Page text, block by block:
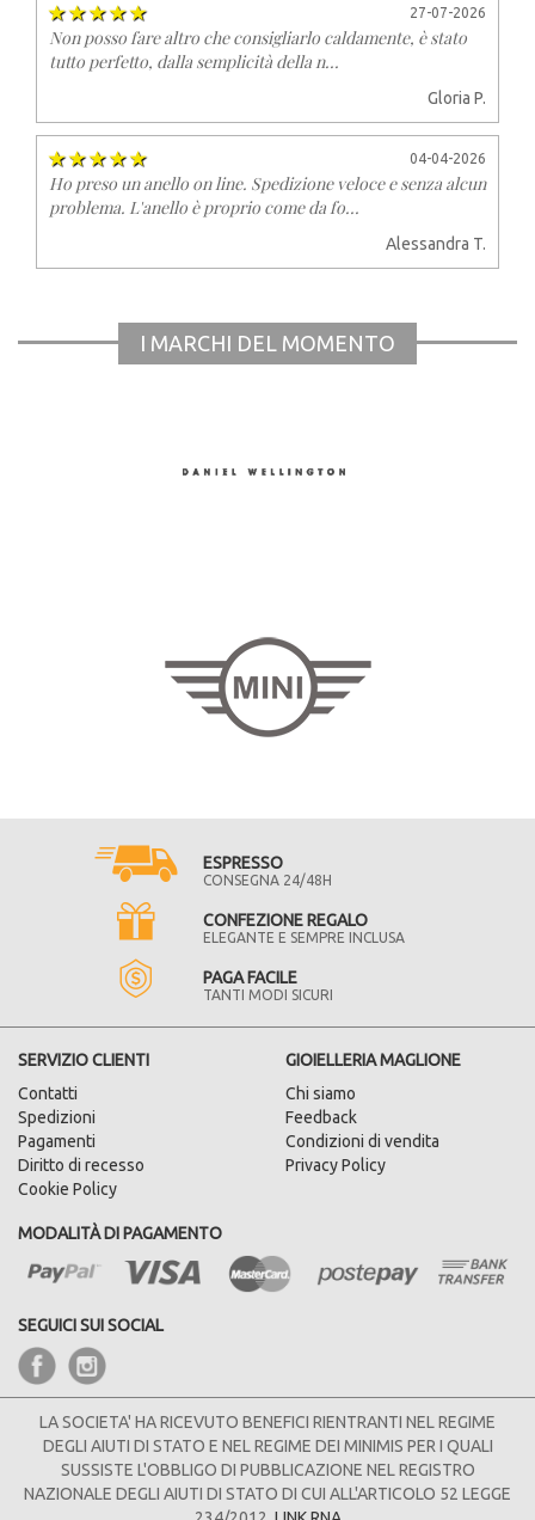
27-07-2026
Non posso fare altro che consigliarlo caldamente, è stato
tutto perfetto, dalla semplicità della n...
Gloria P.
04-04-2026
Ho preso un anello on line. Spedizione veloce e senza alcun
problema. L'anello è proprio come da fo...
Alessandra T.
I MARCHI DEL MOMENTO
ESPRESSO
CONSEGNA 24/48H
CONFEZIONE REGALO
ELEGANTE E SEMPRE INCLUSA
PAGA FACILE
TANTI MODI SICURI
SERVIZIO CLIENTI
Contatti
Spedizioni
Pagamenti
Diritto di recesso
Cookie Policy
GIOIELLERIA MAGLIONE
Chi siamo
Feedback
Condizioni di vendita
Privacy Policy
MODALITÀ DI PAGAMENTO
SEGUICI SUI SOCIAL
LA SOCIETA' HA RICEVUTO BENEFICI RIENTRANTI NEL REGIME
DEGLI AIUTI DI STATO E NEL REGIME DEI MINIMIS PER I QUALI
SUSSISTE L'OBBLIGO DI PUBBLICAZIONE NEL REGISTRO
NAZIONALE DEGLI AIUTI DI STATO DI CUI ALL'ARTICOLO 52 LEGGE